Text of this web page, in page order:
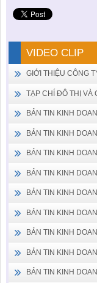
VIDEO CLIP
GIỚI THIỆU CÔNG
TẠP CHÍ ĐÔ THỊ VÀ
BẢN TIN KINH
BẢN TIN KINH
BẢN TIN KINH
BẢN TIN KINH
BẢN TIN KINH
BẢN TIN KINH
BẢN TIN KINH
BẢN TIN KINH
BẢN TIN KINH